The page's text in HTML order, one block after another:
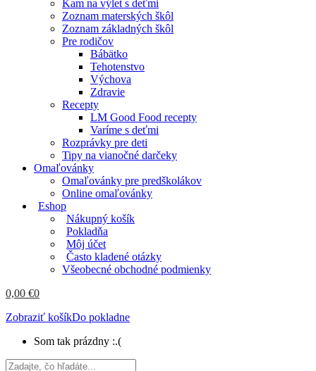
Kam na výlet s deťmi
Zoznam materských škôl
Zoznam základných škôl
Pre rodičov
Bábätko
Tehotenstvo
Výchova
Zdravie
Recepty
LM Good Food recepty
Varíme s deťmi
Rozprávky pre deti
Tipy na vianočné darčeky
Omaľovánky
Omaľovánky pre predškolákov
Online omaľovánky
Eshop
Nákupný košík
Pokladňa
Môj účet
Často kladené otázky
Všeobecné obchodné podmienky
0,00 €0
Zobraziť košíkDo pokladne
Som tak prázdny :.(
Search: